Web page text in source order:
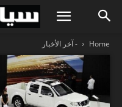
Home - آخر الأخبار